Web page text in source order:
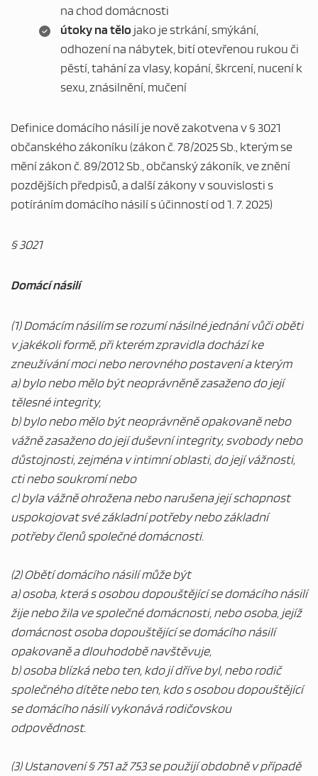
na chod domácnosti
útoky na tělo jako je strkání, smýkání,
odhození na nábytek, bití otevřenou rukou či
pěstí, tahání za vlasy, kopání, škrcení, nucení k
sexu, znásilnění, mučení
Definice domácího násilí je nově zakotvena v § 3021
občanského zákoníku (zákon č. 78/2025 Sb., kterým se
mění zákon č. 89/2012 Sb., občanský zákoník, ve znění
pozdějších předpisů, a další zákony v souvislosti s
potíráním domácího násilí s účinností od 1. 7. 2025)
§ 3021
Domácí násilí
(1) Domácím násilím se rozumí násilné jednání vůči oběti
v jakékoli formě, při kterém zpravidla dochází ke
zneužívání moci nebo nerovného postavení a kterým
a) bylo nebo mělo být neoprávněně zasaženo do její
tělesné integrity,
b) bylo nebo mělo být neoprávněně opakovaně nebo
vážně zasaženo do její duševní integrity, svobody nebo
důstojnosti, zejména v intimní oblasti, do její vážnosti,
cti nebo soukromí nebo
c) byla vážně ohrožena nebo narušena její schopnost
uspokojovat své základní potřeby nebo základní
potřeby členů společné domácnosti.
(2) Obětí domácího násilí může být
a) osoba, která s osobou dopouštějící se domácího násilí
žije nebo žila ve společné domácnosti, nebo osoba, jejíž
domácnost osoba dopouštějící se domácího násilí
opakovaně a dlouhodobě navštěvuje,
b) osoba blízká nebo ten, kdo jí dříve byl, nebo rodič
společného dítěte nebo ten, kdo s osobou dopouštějící
se domácího násilí vykonává rodičovskou
odpovědnost.
(3) Ustanovení § 751 až 753 se použijí obdobně v případě